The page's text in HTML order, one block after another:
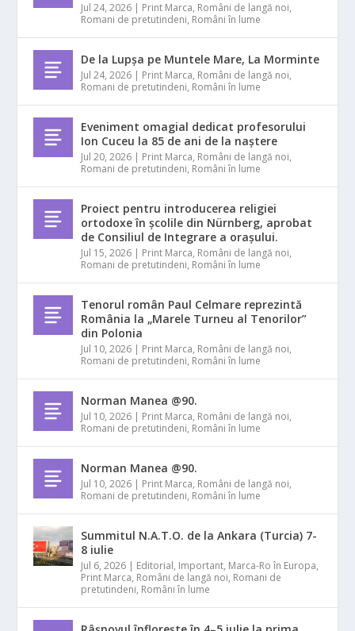
Jul 24, 2026 | Print Marca, Români de langă noi,
Romani de pretutindeni, Români în lume
De la Lupșa pe Muntele Mare, La Morminte
Jul 24, 2026 | Print Marca, Români de langă noi,
Romani de pretutindeni, Români în lume
Eveniment omagial dedicat profesorului
Ion Cuceu la 85 de ani de la naștere
Jul 20, 2026 | Print Marca, Români de langă noi,
Romani de pretutindeni, Români în lume
Proiect pentru introducerea religiei
ortodoxe în școlile din Nürnberg, aprobat
de Consiliul de Integrare a orașului.
Jul 15, 2026 | Print Marca, Români de langă noi,
Romani de pretutindeni, Români în lume
Tenorul român Paul Celmare reprezintă
România la „Marele Turneu al Tenorilor”
din Polonia
Jul 10, 2026 | Print Marca, Români de langă noi,
Romani de pretutindeni, Români în lume
Norman Manea @90.
Jul 10, 2026 | Print Marca, Români de langă noi,
Romani de pretutindeni, Români în lume
Norman Manea @90.
Jul 10, 2026 | Print Marca, Români de langă noi,
Romani de pretutindeni, Români în lume
Summitul N.A.T.O. de la Ankara (Turcia) 7-
8 iulie
Jul 6, 2026 | Editorial, Important, Marca-Ro în Europa,
Print Marca, Români de langă noi, Romani de
pretutindeni, Români în lume